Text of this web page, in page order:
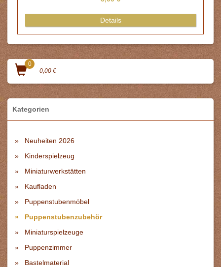
0
0,00 €
Kategorien
Neuheiten 2026
Kinderspielzeug
Miniaturwerkstätten
Kaufladen
Puppenstubenmöbel
Puppenstubenzubehör
Miniaturspielzeuge
Puppenzimmer
Bastelmaterial